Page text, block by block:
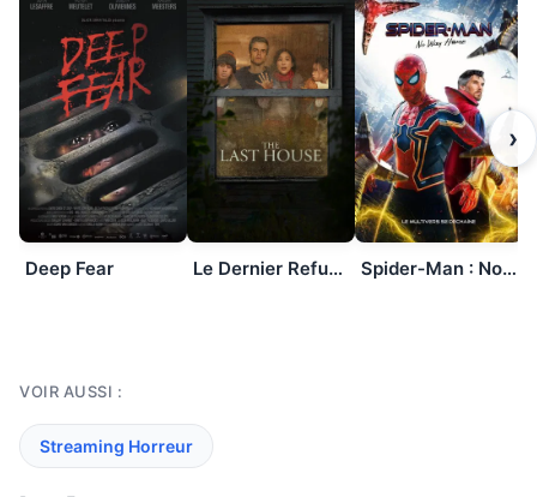
Deep Fear Le Dernier Refuge Spider-Man : No Way Home
›
VOIR AUSSI :
Streaming Horreur